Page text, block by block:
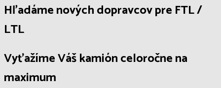
Hľadáme nových dopravcov pre FTL /
LTL
Vyťažíme Váš kamión celoročne na
maximum